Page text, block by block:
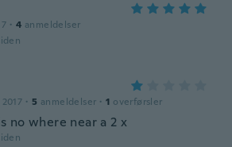
· 4 anmeldelser
· 5 anmeldelser · 1 overførsler
no where near a 2 x